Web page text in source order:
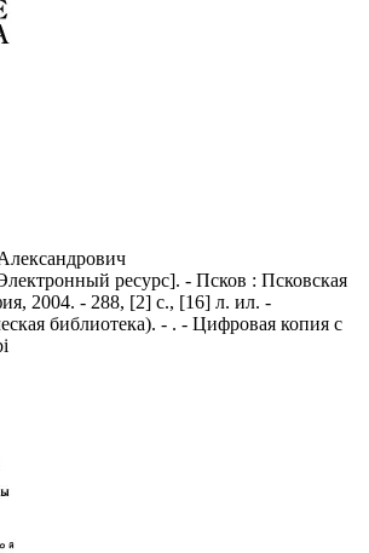
ресурс]. - Псков : Псковская
2004. - 288, [2] с., [16] л. ил. -
библиотека). - . - Цифровая копия с